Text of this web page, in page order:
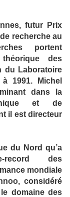
futur Prix
recherche au
portent
des
du Laboratoire
1991. Michel
dans la
et de
il est directeur
du Nord qu’a
record des
mondiale
considéré
domaine des